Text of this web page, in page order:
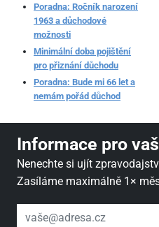
Poradna: Ročník narození
1963 a důchodové
možnosti
Minimální doba pojištění
pro přiznání důchodu
Poradna: Bude mi 66 let a
nemám pořád důchod
Informace pro
Nenechte si ujít
Zasíláme maximálně 1×
váš email